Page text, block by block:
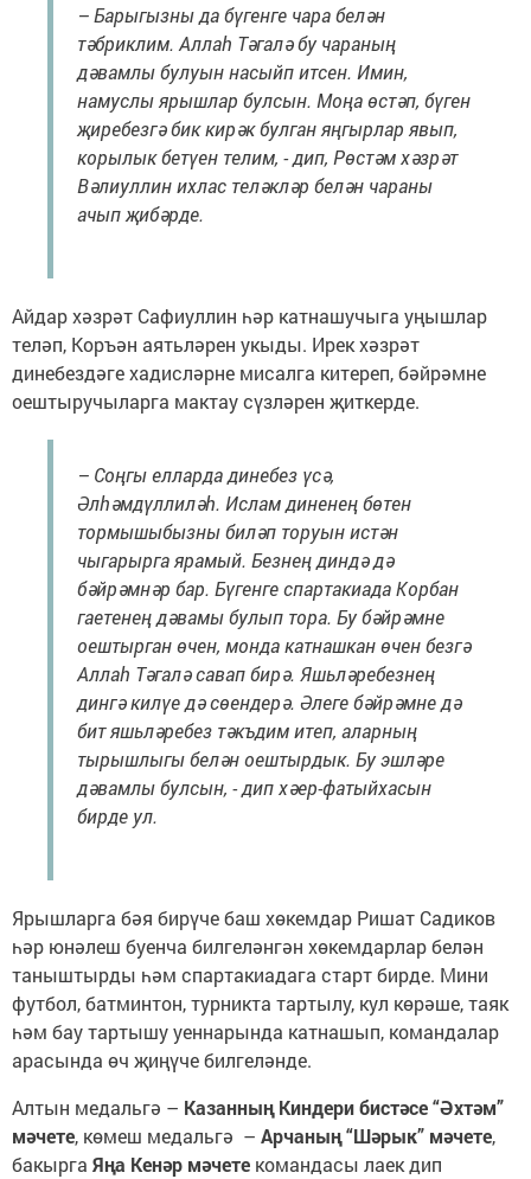
– Барыгызны да бүгенге чара белән
тәбриклим. Аллаһ Тәгалә бу чараның
дәвамлы булуын насыйп итсен. Имин,
намуслы ярышлар булсын. Моңа өстәп, бүген
җиребезгә бик кирәк булган яңгырлар явып,
корылык бетүен телим, - дип, Рөстәм хәзрәт
Вәлиуллин ихлас теләкләр белән чараны
ачып җибәрде.
Айдар хәзрәт Сафиуллин һәр катнашучыга уңышлар
теләп, Коръән аятьләрен укыды. Ирек хәзрәт
динебездәге хадисләрне мисалга китереп, бәйрәмне
оештыручыларга мактау сүзләрен җиткерде.
– Соңгы елларда динебез үсә,
Әлһәмдүллиләһ. Ислам диненең бөтен
тормышыбызны биләп торуын истән
чыгарырга ярамый. Безнең диндә дә
бәйрәмнәр бар. Бүгенге спартакиада Корбан
гаетенең дәвамы булып тора. Бу бәйрәмне
оештырган өчен, монда катнашкан өчен безгә
Аллаһ Тәгалә савап бирә. Яшьләребезнең
дингә килүе дә сөендерә. Әлеге бәйрәмне дә
бит яшьләребез тәкъдим итеп, аларның
тырышлыгы белән оештырдык. Бу эшләре
дәвамлы булсын, - дип хәер-фатыйхасын
бирде ул.
Ярышларга бәя бирүче баш хөкемдар Ришат Садиков
һәр юнәлеш буенча билгеләнгән хөкемдарлар белән
таныштырды һәм спартакиадага старт бирде. Мини
футбол, батминтон, турникта тартылу, кул көрәше, таяк
һәм бау тартышу уеннарында катнашып, командалар
арасында өч җиңүче билгеләнде.
Алтын медальгә – Казанның Киндери бистәсе “Әхтәм”
мәчете, көмеш медальгә – Арчаның “Шәрык” мәчете,
бакырга Яңа Кенәр мәчете командасы лаек дип